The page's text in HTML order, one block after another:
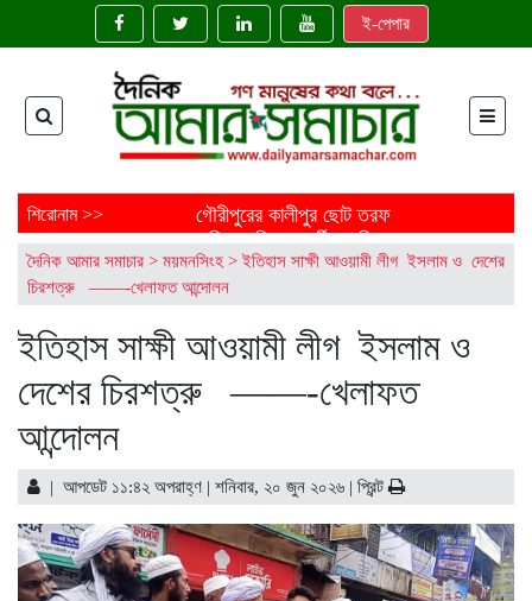
ই-পেপার
শিরোনাম >>
গৌরীপুরের কালীপুর ছোট তরফ
জমিদারবাড়ির শতবর্ষী নাগলিঙ্গম গাছ:
ইতিহাসের নীরব সাক্ষী
ময়মনসিংহের ত্রিশালে জাতীয় মৎস্য
‘মাছে-ভাতে বাঙালি’: বিশ্বে বাংলাদেশের
নতুন জয়গান
এক নির্মাণাধীন ভবনেই আটকে আছে
আয়োজন, বাবাকে জরিমানা
শাড়ি পরে এলে ফুলমার্ক পাবে’, খুবির
কিস্তি সুরক্ষা কার্ডধারী ৮ শতাধিক
পরিবারকে সহায়তা ওয়ালটন প্লাজার
তিন উপদেষ্টার সঙ্গে জামায়াতের
দৈনিক আমার সমাচার > ময়মনসিংহ > ইতিহাস সাক্ষী আওয়ামী লীগ ইসলাম ও দেশের
চিরশত্রু ——-খেলাফত আন্দোলন
ইতিহাস সাক্ষী আওয়ামী লীগ ইসলাম ও
দেশের চিরশত্রু ——-খেলাফত
আন্দোলন
| আপডেট ১১:৪২ অপরাহ্ণ | শনিবার, ২০ জুন ২০২৬ | প্রিন্ট